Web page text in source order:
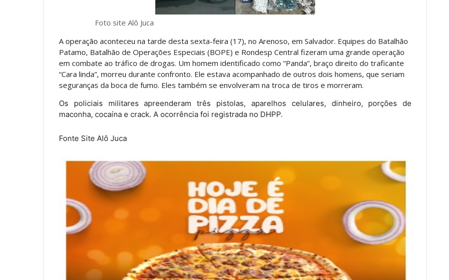
Foto site Alô Juca
A operação aconteceu na tarde desta sexta-feira (17), no Arenoso, em Salvador. Equipes do Batalhão
Patamo, Batalhão de Operações Especiais (BOPE) e Rondesp Central fizeram uma grande operação
em combate ao tráfico de drogas. Um homem identificado como “Panda”, braço direito do traficante
“Cara linda”, morreu durante confronto. Ele estava acompanhado de outros dois homens, que seriam
seguranças da boca de fumo. Eles também se envolveram na troca de tiros e morreram.
Os policiais militares apreenderam três pistolas, aparelhos celulares, dinheiro, porções de
maconha, cocaína e crack. A ocorrência foi registrada no DHPP.
Fonte Site Alô Juca